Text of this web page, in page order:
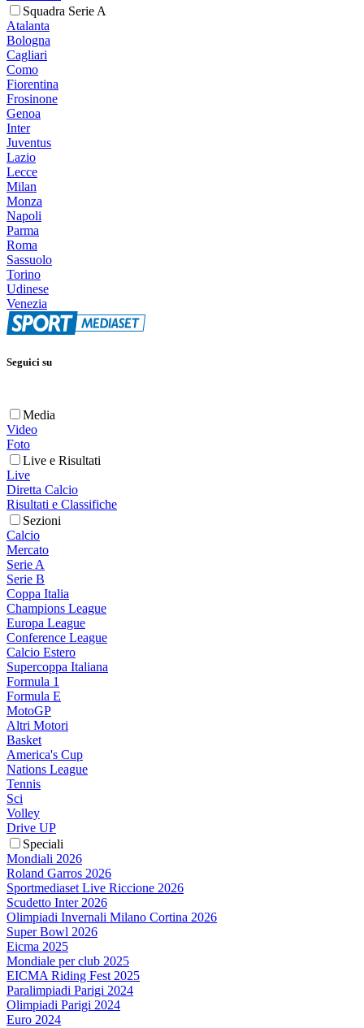
Squadra Serie A
Atalanta
Bologna
Cagliari
Como
Fiorentina
Frosinone
Genoa
Inter
Juventus
Lazio
Lecce
Milan
Monza
Napoli
Parma
Roma
Sassuolo
Torino
Udinese
Venezia
Seguici su
Media
Video
Foto
Live e Risultati
Live
Diretta Calcio
Risultati e Classifiche
Sezioni
Calcio
Mercato
Serie A
Serie B
Coppa Italia
Champions League
Europa League
Conference League
Calcio Estero
Supercoppa Italiana
Formula 1
Formula E
MotoGP
Altri Motori
Basket
America's Cup
Nations League
Tennis
Sci
Volley
Drive UP
Speciali
Mondiali 2026
Roland Garros 2026
Sportmediaset Live Riccione 2026
Scudetto Inter 2026
Olimpiadi Invernali Milano Cortina 2026
Super Bowl 2026
Eicma 2025
Mondiale per club 2025
EICMA Riding Fest 2025
Paralimpiadi Parigi 2024
Olimpiadi Parigi 2024
Euro 2024